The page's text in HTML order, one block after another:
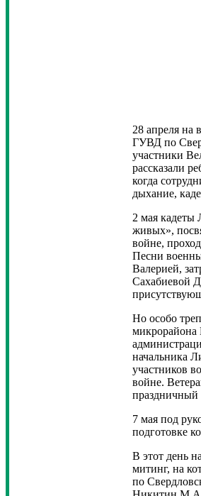
28 апреля на
ГУВД по
участники
рассказали
когда
дыхание,
2 мая
живых»,
войне,
Песни
Валерией,
Сахабиевой
Но особо
микрорайона
начальника
участников
войне.
праздничный
7 мая под
подготовке
В этот день
митинг, на
по